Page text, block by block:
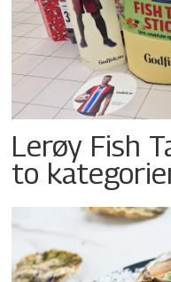
Lerøy Fish
to